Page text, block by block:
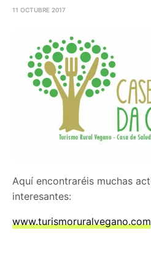
11 OCTUBRE 2017
Aquí encontraréis muchas
interesantes:
www.turismoruralvegano.com